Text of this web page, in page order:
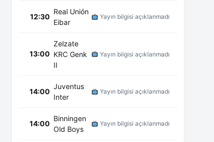
12:30
Real Unión
Eibar
Yayın bilgisi açıklanmadı
13:00
Zelzate
KRC Genk
II
Yayın bilgisi açıklanmadı
14:00
Juventus
Inter
Yayın bilgisi açıklanmadı
14:00
Binningen
Old Boys
Yayın bilgisi açıklanmadı